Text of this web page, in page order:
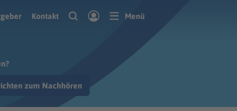
Kontakt Menü
zum Nachhören